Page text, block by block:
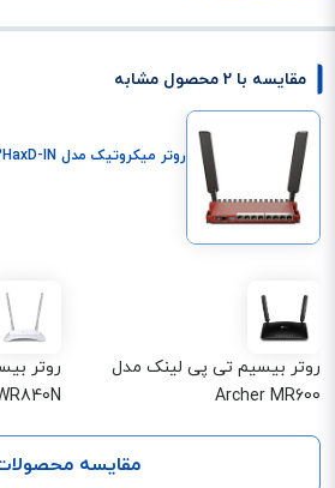
مقایسه با 2 محصول مشابه
روتر میکروتیک مدل L009UiGS-2HaxD-IN
روتر بیسیم تی پی لینک مدل
Archer MR600
WR840N
مقایسه محصولات